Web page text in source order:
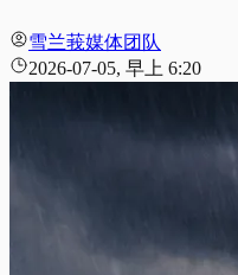
雪兰莪媒体团队
2026-07-05, 早上 6:20